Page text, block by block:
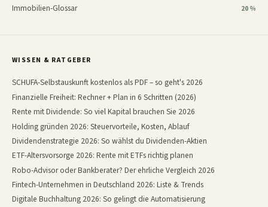
Immobilien-Glossar 20 %
WISSEN & RATGEBER
SCHUFA-Selbstauskunft kostenlos als PDF – so geht's 2026
Finanzielle Freiheit: Rechner + Plan in 6 Schritten (2026)
Rente mit Dividende: So viel Kapital brauchen Sie 2026
Holding gründen 2026: Steuervorteile, Kosten, Ablauf
Dividendenstrategie 2026: So wählst du Dividenden-Aktien
ETF-Altersvorsorge 2026: Rente mit ETFs richtig planen
Robo-Advisor oder Bankberater? Der ehrliche Vergleich 2026
Fintech-Unternehmen in Deutschland 2026: Liste & Trends
Digitale Buchhaltung 2026: So gelingt die Automatisierung